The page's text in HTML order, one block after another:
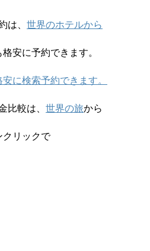
は、 世界のホテルから
安に予約できます。
に検索予約できます。
比較は、 世界の旅から
クリックで